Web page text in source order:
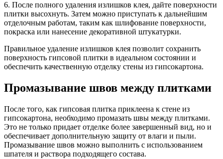
6. После полного удаления излишков клея, дайте поверхности
плитки высохнуть. Затем можно приступать к дальнейшим
отделочным работам, таким как шлифование поверхности,
покраска или нанесение декоративной штукатурки.
Правильное удаление излишков клея позволит сохранить
поверхность гипсовой плитки в идеальном состоянии и
обеспечить качественную отделку стены из гипсокартона.
Промазывание швов между плитками
После того, как гипсовая плитка приклеена к стене из
гипсокартона, необходимо промазать швы между плитками.
Это не только придает отделке более завершенный вид, но и
обеспечивает дополнительную защиту от влаги и пыли.
Промазывание швов можно выполнить с использованием
шпателя и раствора подходящего состава.